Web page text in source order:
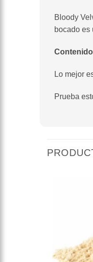
Bloody
bocado es
Lo mejor
Prueba